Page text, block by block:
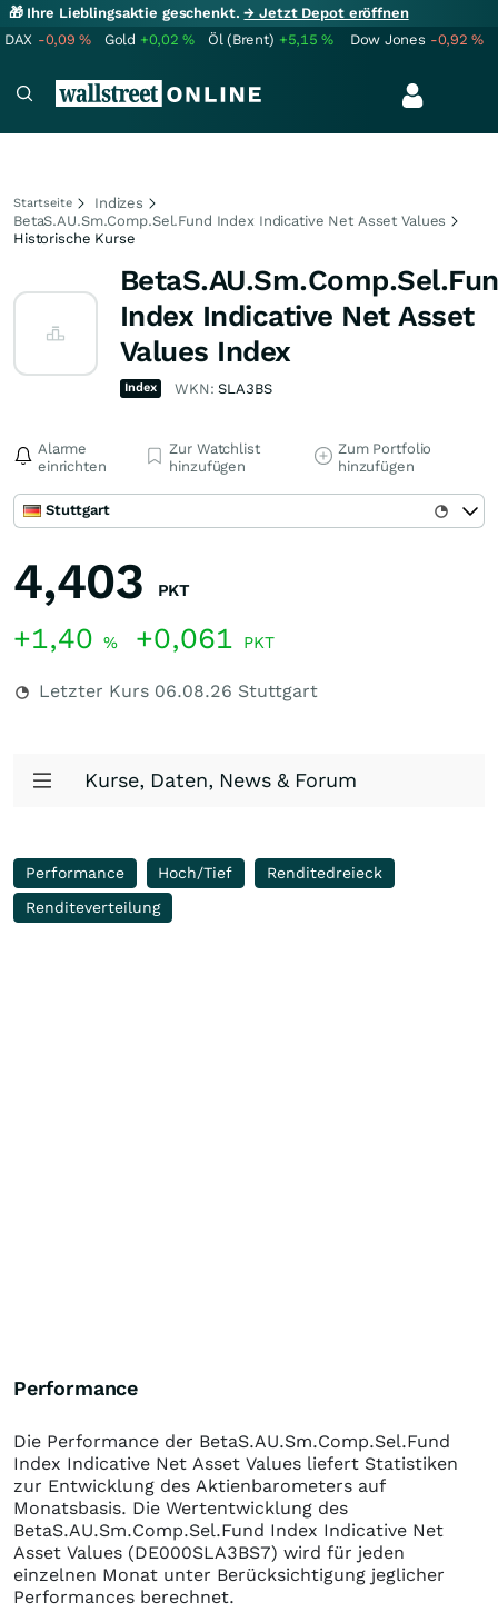
🎁 Ihre Lieblingsaktie geschenkt.→ Jetzt Depot eröffnen
DAX -0,09% Gold +0,02% Öl (Brent) +5,15% Dow Jones -0,92%
Startseite
Indizes
BetaS.AU.Sm.Comp.Sel.Fund Index Indicative Net Asset Values
Historische Kurse
Index Indicative Net Asset
Values Index
Index WKN:SLA3BS
Alarme
einrichten
Zur Watchlist
hinzufügen
Zum Portfolio
hinzufügen
Stuttgart
4,403 PKT
+1,40 % +0,061 PKT
Letzter Kurs 06.08.26 Stuttgart
Kurse, Daten, News & Forum
Performance Hoch/Tief
Renditedreieck
Renditeverteilung
Performance
Die Performance der BetaS.AU.Sm.Comp.Sel.Fund
Index Indicative Net Asset Values liefert Statistiken
zur Entwicklung des Aktienbarometers auf
Monatsbasis. Die Wertentwicklung des
BetaS.AU.Sm.Comp.Sel.Fund Index Indicative Net
Asset Values (DE000SLA3BS7) wird für jeden
einzelnen Monat unter Berücksichtigung jeglicher
Performances berechnet.